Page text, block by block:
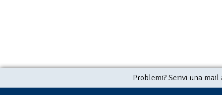
Problemi? Scrivi una